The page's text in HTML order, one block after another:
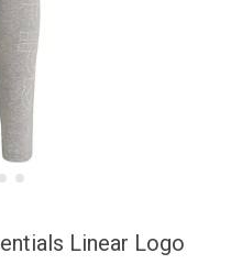
Linear Logo